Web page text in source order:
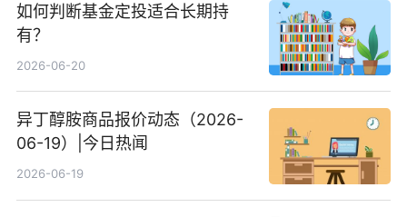
如何判断基金定投适合长期持
有？
2026-06-20
异丁醇胺商品报价动态（2026-
06-19）|今日热闻
2026-06-19